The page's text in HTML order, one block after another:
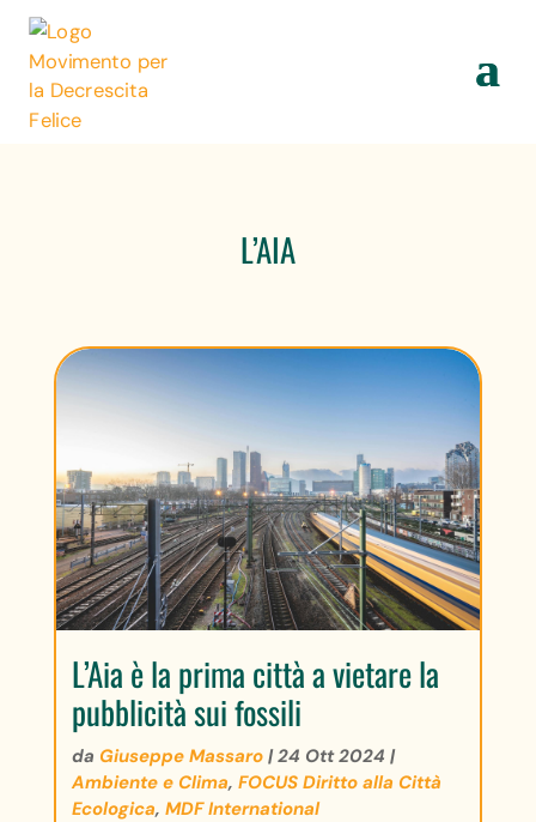
L’AIA
L’Aia è la prima città a vietare la
pubblicità sui fossili
da Giuseppe Massaro|24 Ott 2024 |
Ambiente e Clima, FOCUS Diritto alla Città
Ecologica, MDF International